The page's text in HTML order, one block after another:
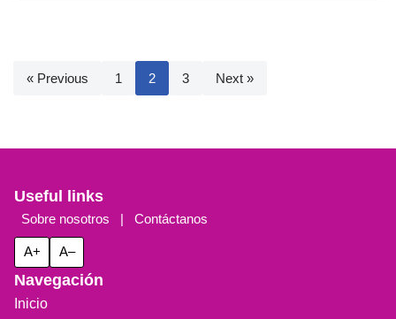
« Previous 1 2 3 Next »
Useful links
Sobre nosotros | Contáctanos
A+ A–
Navegación
Inicio